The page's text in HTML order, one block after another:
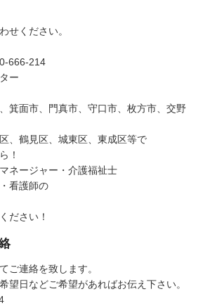
せください。
666-214
ー
箕面市、門真市、守口市、枚方市、交野
、鶴見区、城東区、東成区等で
！
ネージャー・介護福祉士
看護師の
ださい！
ご連絡を致します。
望日などご希望があればお伝え下さい。